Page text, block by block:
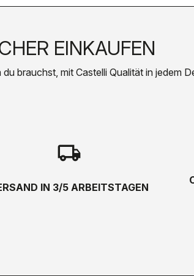
EINKAUFEN
brauchst, mit Castelli Qualität in jedem
local_shipping
IN 3/5 ARBEITSTAGEN